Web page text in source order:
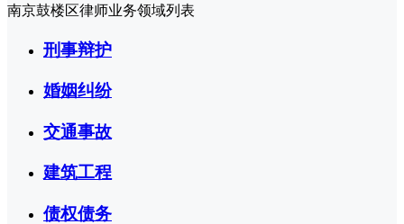
南京鼓楼区律师业务领域列表
刑事辩护
婚姻纠纷
交通事故
建筑工程
债权债务